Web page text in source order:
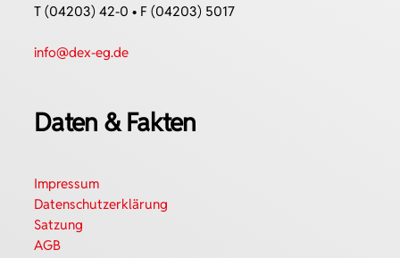
T (04203) 42-0 • F (04203) 5017
info@dex-eg.de
Daten & Fakten
Impressum
Datenschutzerklärung
Satzung
AGB